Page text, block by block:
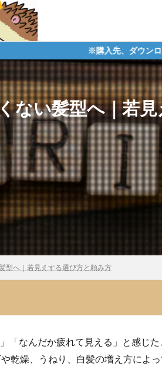
※購入先、ダウンロードへのリンクに
ない髪型へ｜若
型へ｜若見えする選び方と頼み方
「なんだか疲れて見える」と感じた
乾燥、うねり、白髪の増え方によ